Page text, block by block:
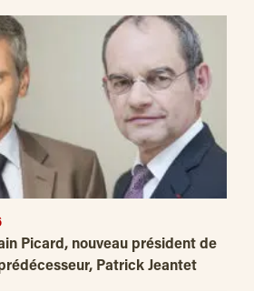
Picard, nouveau président de
Patrick Jeantet